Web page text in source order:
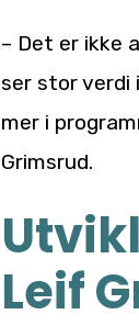
– Det er ikke
ser stor verdi
mer i
Grimsrud.
Leif